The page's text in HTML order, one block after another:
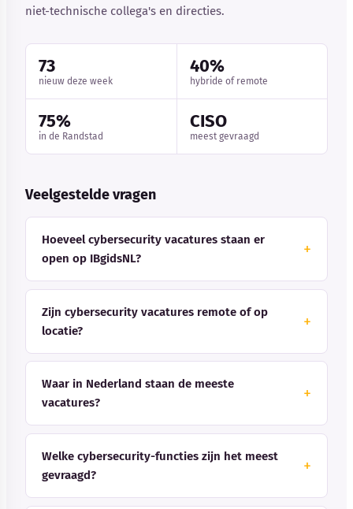
niet-technische collega's en directies.
73
nieuw deze week
40%
hybride of remote
75%
in de Randstad
CISO
meest gevraagd
Veelgestelde vragen
Hoeveel cybersecurity vacatures staan er
open op IBgidsNL?
Zijn cybersecurity vacatures remote of op
locatie?
Waar in Nederland staan de meeste
vacatures?
Welke cybersecurity-functies zijn het meest
gevraagd?